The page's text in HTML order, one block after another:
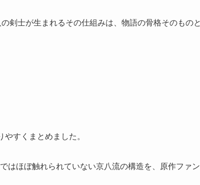
剣士が生まれるその仕組みは、物語の骨格そのもの
すくまとめました。
はほぼ触れられていない京八流の構造を、原作ファ